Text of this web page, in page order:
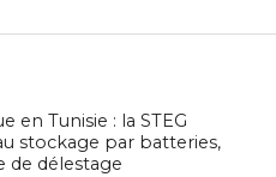
en Tunisie : la STEG
stockage par batteries,
de délestage